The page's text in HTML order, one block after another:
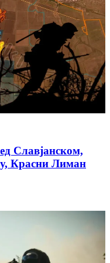
Славјанском,
Красни Лиман